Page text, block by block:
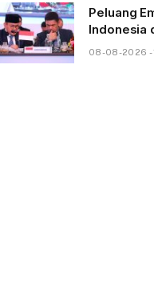
Peluang
Indonesia
08-08-2026 -